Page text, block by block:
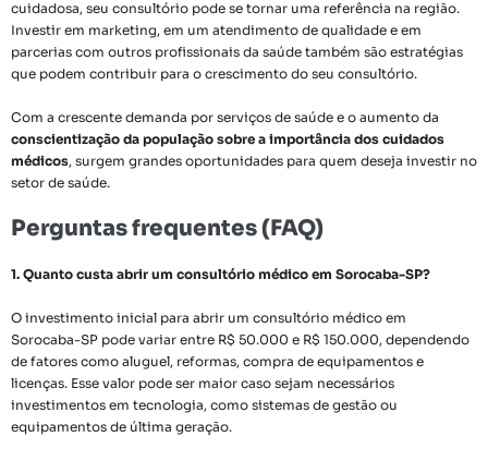
cuidadosa, seu consultório pode se tornar uma referência na região.
Investir em marketing, em um atendimento de qualidade e em
parcerias com outros profissionais da saúde também são estratégias
que podem contribuir para o crescimento do seu consultório.
Com a crescente demanda por serviços de saúde e o aumento da
conscientização da população sobre a importância dos cuidados
médicos, surgem grandes oportunidades para quem deseja investir no
setor de saúde.
Perguntas frequentes (FAQ)
1. Quanto custa abrir um consultório médico em Sorocaba-SP?
O investimento inicial para abrir um consultório médico em
Sorocaba-SP pode variar entre R$ 50.000 e R$ 150.000, dependendo
de fatores como aluguel, reformas, compra de equipamentos e
licenças. Esse valor pode ser maior caso sejam necessários
investimentos em tecnologia, como sistemas de gestão ou
equipamentos de última geração.